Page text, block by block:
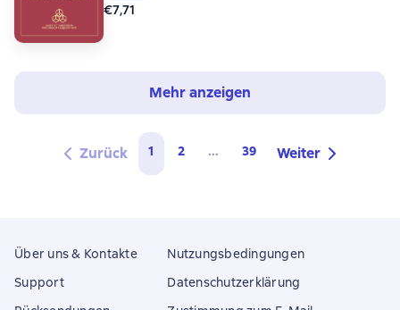
€7,71
Mehr anzeigen
Zurück 1 2 ... 39 Weiter
Über uns & Kontakte
Support
Nutzungsbedingungen
Datenschutzerklärung